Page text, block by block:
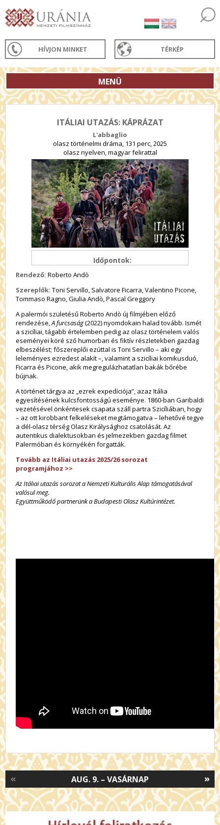
HÍVJON MINKET TÉRKÉP
MENÜ
ITÁLIAI UTAZÁS: KÁPRÁZAT
L'abbaglio
olasz történelmi dráma, 131 perc, 2025
olasz nyelven, magyar felirattal
Időpontok:
Rendező: Roberto Andò
Szereplők:Toni Servillo, Salvatore Ficarra, Valentino Picone,
Tommaso Ragno, Giulia Andò, Pascal Greggory
A palermói születésű Roberto Andò új filmjében előző
rendezése,A furcsaság(2022) nyomdokain halad tovább. Ismét
a szicíliai, tágabb értelemben pedig az olasz történelem valós
eseményei köré sző humorban és fiktív részletekben gazdag
elbeszélést; főszereplői ezúttal is Toni Servillo – aki egy
leleményes ezredest alakít –, valamint a szicíliai komikusduó,
Ficarra és Picone, akik megregulázhatatlan bakák bőrébe
bújnak.
A történet tárgya az „ezrek expedíciója”, azaz Itália
egyesítésének kulcsfontosságú eseménye. 1860-ban Garibaldi
vezetésével önkéntesek csapata száll partra Szicíliában, hogy
– az ott kirobbant felkeléseket megtámogatva – lehetővé tegye
a dél-olasz térség Olasz Királysághoz csatolását. Az
autentikus dialektusokban és jelmezekben gazdag filmet
Palermóban és környékén forgatták.
Tovább az Itáliai utazás 2025/26 sorozat
programjához >>
Az Itáliai utazás sorozat a Nemzeti Kulturális Alap támogatásával
valósul meg.
Együttműködő partnerünk a Budapesti Olasz Kultúrintézet.
»
AUG. 9. – VASÁRNAP
«